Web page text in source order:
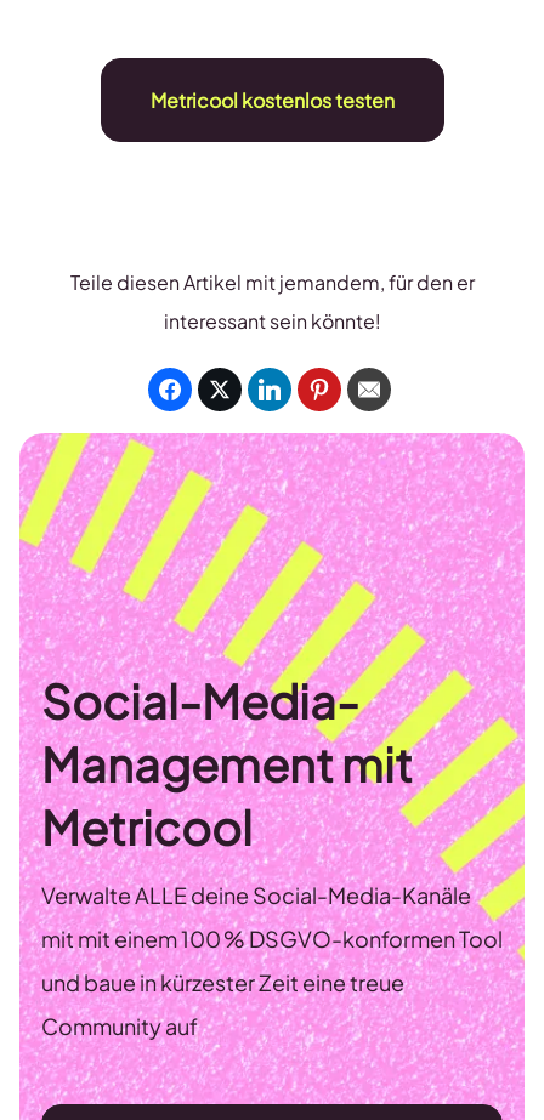
Metricool kostenlos testen
Teile diesen Artikel mit jemandem, für den er
interessant sein könnte!
Social-Media-
Management mit
Metricool
Verwalte ALLE deine Social-Media-Kanäle
mit mit einem 100 % DSGVO-konformen Tool
und baue in kürzester Zeit eine treue
Community auf